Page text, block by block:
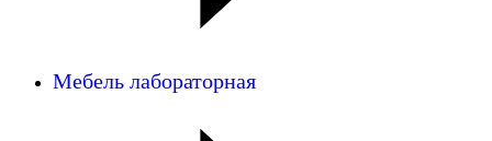
Мебель лабораторная